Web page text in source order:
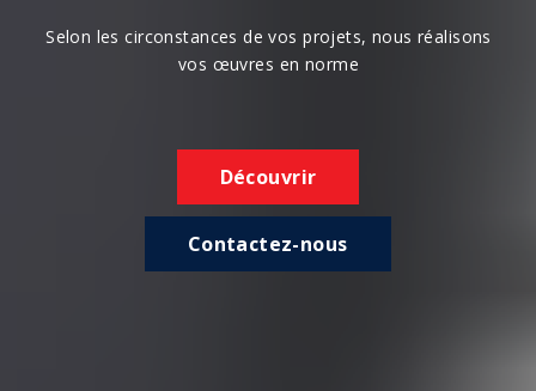
Selon les circonstances de vos projets, nous réalisons
vos œuvres en norme
Découvrir
Contactez-nous